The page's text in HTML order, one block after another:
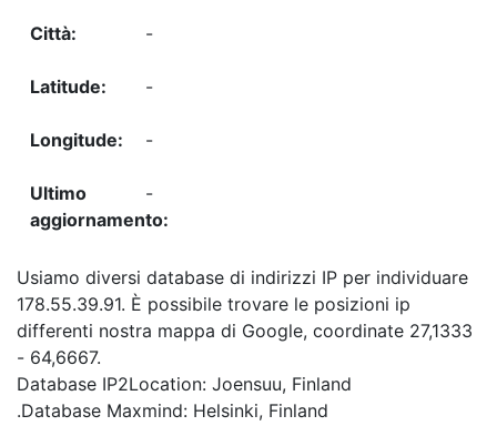
-
-
-
-
Usiamo diversi database di indirizzi IP per individuare
178.55.39.91. È possibile trovare le posizioni ip
differenti nostra mappa di Google, coordinate 27,1333
- 64,6667.
Database IP2Location: Joensuu, Finland
.Database Maxmind: Helsinki, Finland